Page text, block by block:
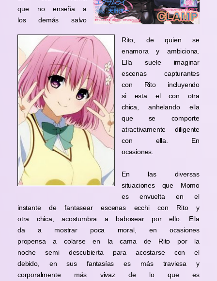
que noenseña a
los demás salvo
Rito, de quien se
enamora y ambiciona.
Ella suele imaginar
escenas capturantes
con Rito incluyendo
si esta el con otra
chica, anhelando ella
que se comporte
atractivamente diligente
con ella. En
ocasiones.
En las diversas
situaciones que Momo
es envuelta en el
instante de fantasear escenas ecchi con Rito y
otra chica, acostumbra a babosear por ello. Ella
da a mostrar poca moral, en ocasiones
propensa a colarse en la cama de Rito por la
noche semi descubierta para acostarse con el
debido, en sus fantasías es mástraviesa y
corporalmente más vivaz de lo que es